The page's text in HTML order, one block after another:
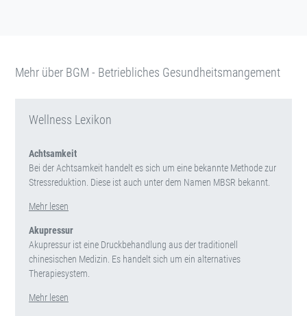
Mehr über BGM - Betriebliches Gesundheitsmangement
Wellness Lexikon
Achtsamkeit
Bei der Achtsamkeit handelt es sich um eine bekannte Methode zur
Stressreduktion. Diese ist auch unter dem Namen MBSR bekannt.
Mehr lesen
Akupressur
Akupressur ist eine Druckbehandlung aus der traditionell
chinesischen Medizin. Es handelt sich um ein alternatives
Therapiesystem.
Mehr lesen